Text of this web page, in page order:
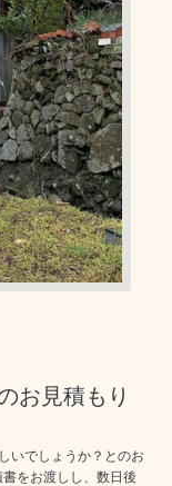
お見積もり
いでしょうか？とのお
をお渡しし、数日後